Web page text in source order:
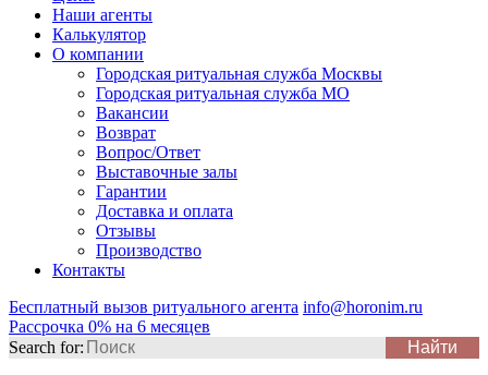
Наши агенты
Калькулятор
О компании
Городская ритуальная служба Москвы
Городская ритуальная служба МО
Вакансии
Возврат
Вопрос/Ответ
Выставочные залы
Гарантии
Доставка и оплата
Отзывы
Производство
Контакты
Бесплатный вызов ритуального агента info@horonim.ru
Рассрочка 0% на 6 месяцев
Search for: